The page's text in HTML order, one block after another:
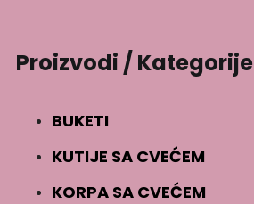
Proizvodi / Kategorije
BUKETI
KUTIJE SA CVEĆEM
KORPA SA CVEĆEM